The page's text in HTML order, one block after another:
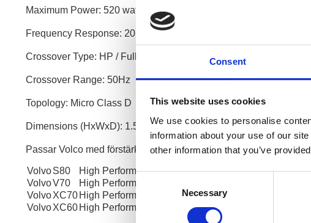
Consent
This website uses cookies
We use cookies to personalise
information about your use of our
other information that you’ve
Selection
Necessary
Maximum Power: 520 watts
Frequency Response: 20Hz – 20kHz
Crossover Type: HP / Full
Crossover Range: 50Hz
Topology: Micro Class D
Dimensions (HxWxD): 1.5″ x 7.4″x 3.2″ (37mm x 187mm x 82mm)
Passar Volco med förstärkare:
VolvoS80 High Performance Audio System With Derivation
VolvoV70 High Performance Audio System With Derivation
VolvoXC70 High Performance Audio System With Derivation
VolvoXC60 High Performance Audio System With Derivation